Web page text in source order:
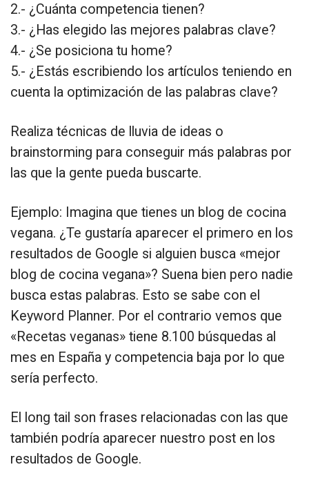
2.- ¿Cuánta competencia tienen?
3.- ¿Has elegido las mejores palabras clave?
4.- ¿Se posiciona tu home?
5.- ¿Estás escribiendo los artículos teniendo en
cuenta la optimización de las palabras clave?
Realiza técnicas de lluvia de ideas o
brainstorming para conseguir más palabras por
las que la gente pueda buscarte.
Ejemplo: Imagina que tienes un blog de cocina
vegana. ¿Te gustaría aparecer el primero en los
resultados de Google si alguien busca «mejor
blog de cocina vegana»? Suena bien pero nadie
busca estas palabras. Esto se sabe con el
Keyword Planner. Por el contrario vemos que
«Recetas veganas» tiene 8.100 búsquedas al
mes en España y competencia baja por lo que
sería perfecto.
El long tail son frases relacionadas con las que
también podría aparecer nuestro post en los
resultados de Google.